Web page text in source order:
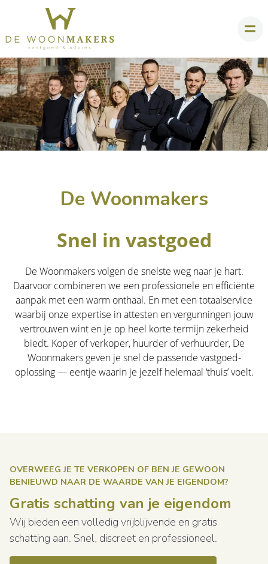
De Woonmakers
Snel in vastgoed
De Woonmakers volgen de snelste weg naar je hart.
Daarvoor combineren we een professionele en efficiënte
aanpak met een warm onthaal. En met een totaalservice
waarbij onze expertise in attesten en vergunningen jouw
vertrouwen wint en je op heel korte termijn zekerheid
biedt. Koper of verkoper, huurder of verhuurder, De
Woonmakers geven je snel de passende vastgoed-
oplossing — eentje waarin je jezelf helemaal ‘thuis’ voelt.
OVERWEEG JE TE VERKOPEN OF BEN JE GEWOON
BENIEUWD NAAR DE WAARDE VAN JE EIGENDOM?
Gratis schatting van je eigendom
Wij bieden een volledig vrijblijvende en gratis
schatting aan. Snel, discreet en professioneel.